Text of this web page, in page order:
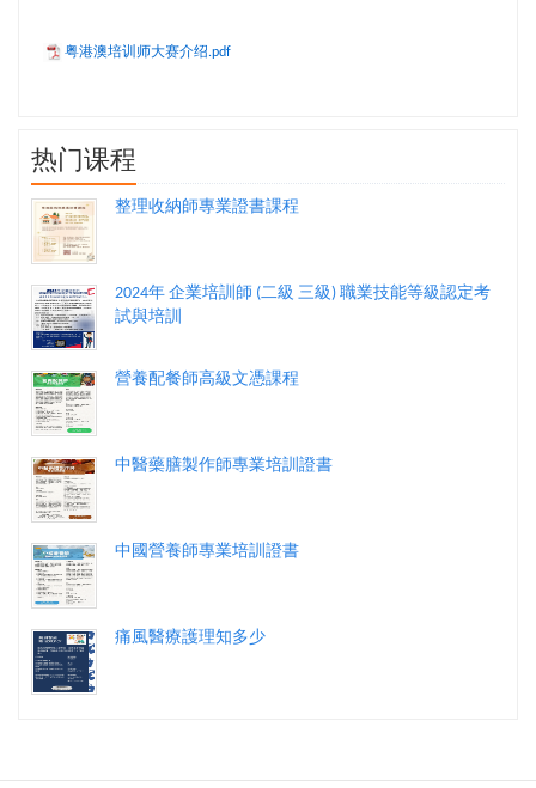
粤港澳培训师大赛介绍.pdf
热门课程
整理收納師專業證書課程
2024年 企業培訓師 (二級 三級) 職業技能等級認定考
試與培訓
營養配餐師高級文憑課程
中醫藥膳製作師專業培訓證書
中國營養師專業培訓證書
痛風醫療護理知多少